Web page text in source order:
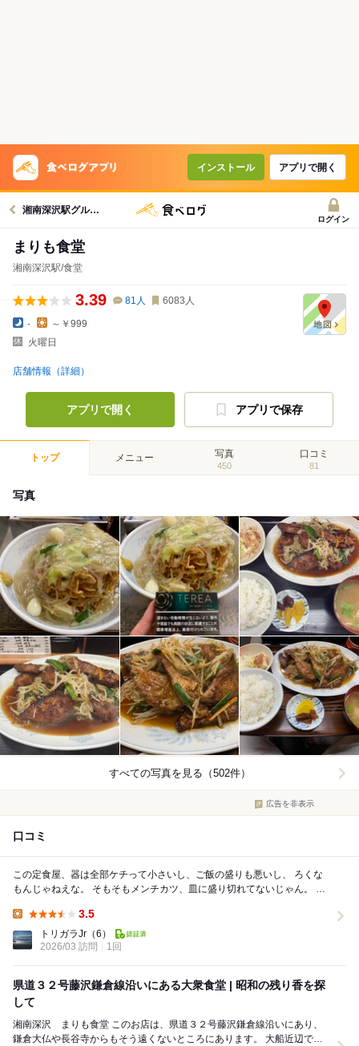
インストール アプリで開く
湘南深沢駅グルメへ
ログイン
まりも食堂
湘南深沢駅/食堂
3.39 81 人 6083 人
-
～￥999
火曜日
店舗情報（詳細）
アプリで開く アプリで保存
トップ メニュー 写真
450
口コミ
81
写真
すべての写真を見る（502件）
広告を非表示
口コミ
この定食屋、器は全部ケチって小さいし、ご飯の盛りも悪いし、 ろくな
もんじゃねえな。 そもそもメンチカツ、皿に盛り切れてないじゃん。 で
3.5
トリガラJr （6）
2026/03 訪問
1回
県道３２号藤沢鎌倉線沿いにある大衆食堂 | 昭和の残り香を探
して
湘南深沢 まりも食堂 このお店は、県道３２号藤沢鎌倉線沿いにあり、
鎌倉大仏や長谷寺からもそう遠くないところにあります。 大船近辺での